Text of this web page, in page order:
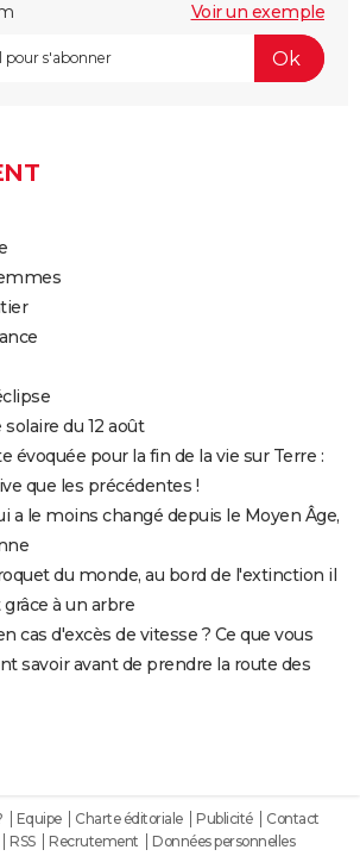
Voir un exemple
du 12 août
évoquée pour la fin de la vie sur Terre :
que les précédentes !
a le moins changé depuis le Moyen Âge,
du monde, au bord de l'extinction il
à un arbre
cas d'excès de vitesse ? Ce que vous
savoir avant de prendre la route des
Equipe Charte éditoriale Publicité
Contact
RSS Recrutement
Données personnelles